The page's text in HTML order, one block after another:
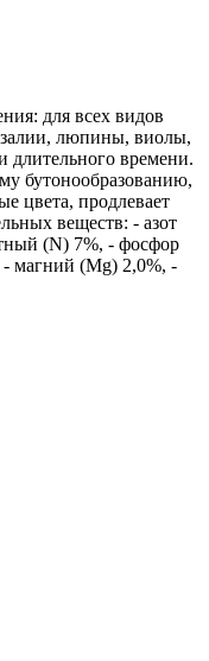
для всех видов
люпины, виолы,
длительного времени.
бутонообразованию,
цвета, продлевает
веществ: - азот
(N) 7%, - фосфор
магний (Mg) 2,0%, -